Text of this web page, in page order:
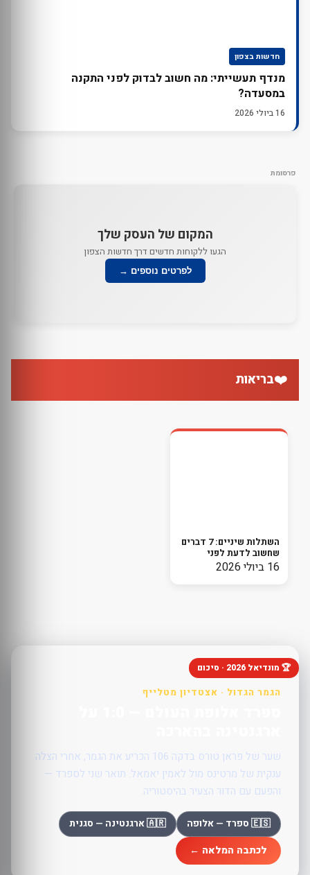
חדשות בצפון
מנדף תעשייתי: מה חשוב לבדוק לפני התקנה
במסעדה?
16 ביולי 2026
פרסומת
המקום של העסק שלך
הגעו ללקוחות חדשים דרך חדשות הצפון
לפרטים נוספים →
❤️בריאות
השתלות שיניים: 7 דברים
שחשוב לדעת לפני
שמתחילים בתהליך
16 ביולי 2026
🏆 מונדיאל 2026 · סיכום
הגמר הגדול · אצטדיון מטלייף
שער של פראן טורס בדקה 106 הכריע את הגמר, אחרי הצלה
ענקית של מרטינס מול לאמין יאמאל. תואר שני לספרד —
והפעם עם הדור הצעיר בהיסטוריה.
🇪🇸 ספרד — אלופה 🇦🇷 ארגנטינה — סגנית
לכתבה המלאה ←